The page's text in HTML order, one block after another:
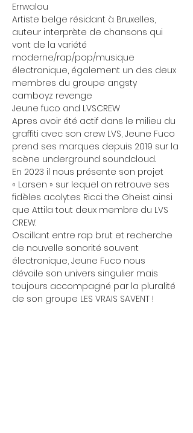
Errwalou
Artiste belge résidant à Bruxelles,
auteur interprète de chansons qui
vont de la variété
moderne/rap/pop/musique
électronique, également un des deux
membres du groupe angsty
camboyz revenge
Jeune fuco and LVSCREW
Apres avoir été actif dans le milieu du
graffiti avec son crew LVS, Jeune Fuco
prend ses marques depuis 2019 sur la
scène underground soundcloud.
En 2023 il nous présente son projet
« Larsen » sur lequel on retrouve ses
fidèles acolytes Ricci the Gheist ainsi
que Attila tout deux membre du LVS
CREW.
Oscillant entre rap brut et recherche
de nouvelle sonorité souvent
électronique, Jeune Fuco nous
dévoile son univers singulier mais
toujours accompagné par la pluralité
de son groupe LES VRAIS SAVENT !